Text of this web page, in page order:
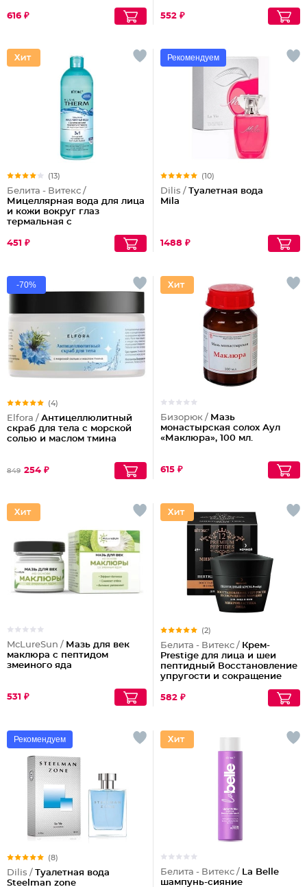
616 ₽
552 ₽
(13)
Белита - Витекс /
Мицеллярная вода для лица
и кожи вокруг глаз
термальная с
ретинола Blue Therm
451 ₽
Рекомендуем
(10)
Dilis / Туалетная вода
Mila
1488 ₽
-70%
(4)
Elfora / Антицеллюлитный
скраб для тела с морской
солью и маслом тмина
849 254 ₽
Бизорюк / Мазь
монастырская солох Аул
«Маклюра», 100 мл.
615 ₽
McLureSun / Мазь для век
маклюра с пептидом
змеиного яда
531 ₽
(2)
Белита - Витекс / Крем-
Prestige для лица и шеи
пептидный Восстановление
упругости и сокращение
582 ₽
Рекомендуем
(8)
Dilis / Туалетная вода
Steelman zone
Белита - Витекс /
La Belle
шампунь-сияние